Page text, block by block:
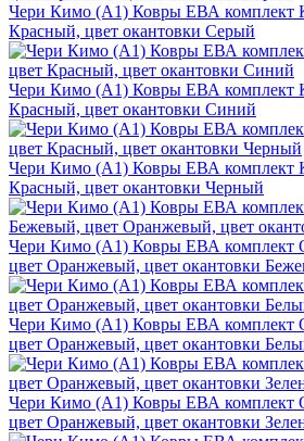
Чери Кимо (A1) Ковры ЕВА комплект
Красный, цвет окантовки Серый
Чери Кимо (A1) Ковры ЕВА комплект
Красный, цвет окантовки Синий
Чери Кимо (A1) Ковры ЕВА комплект
Красный, цвет окантовки Черный
Чери Кимо (A1) Ковры ЕВА комплект
цвет Оранжевый, цвет окантовки
Чери Кимо (A1) Ковры ЕВА комплект
цвет Оранжевый, цвет окантовки
Чери Кимо (A1) Ковры ЕВА комплект
цвет Оранжевый, цвет окантовки